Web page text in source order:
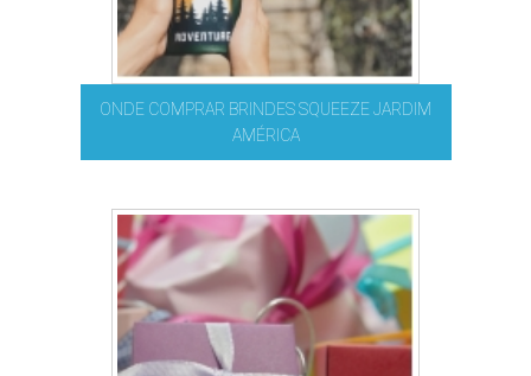
ONDE COMPRAR BRINDES SQUEEZE JARDIM
AMÉRICA